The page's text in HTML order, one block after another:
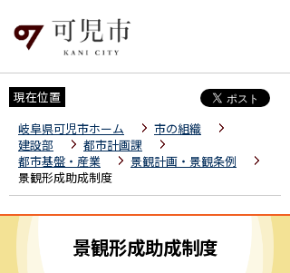
現在位置
岐阜県可児市ホーム
市の組織
建設部
都市計画課
都市基盤・産業
景観計画・景観条例
景観形成助成制度
景観形成助成制度